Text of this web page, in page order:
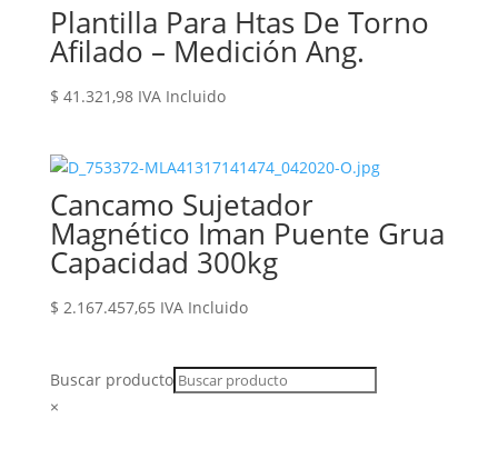
Plantilla Para Htas De Torno
Afilado – Medición Ang.
$ 41.321,98 IVA Incluido
Cancamo Sujetador
Magnético Iman Puente Grua
Capacidad 300kg
$ 2.167.457,65 IVA Incluido
Buscar producto
×